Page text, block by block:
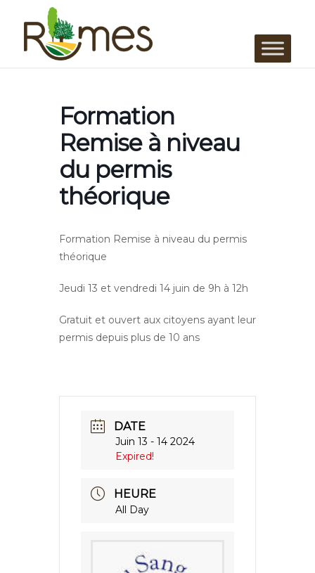
Formation
Remise à niveau
du permis
théorique
Formation Remise à niveau du permis
théorique
Jeudi 13 et vendredi 14 juin de 9h à 12h
Gratuit et ouvert aux citoyens ayant leur
permis depuis plus de 10 ans
DATE
Juin 13 - 14 2024
Expired!
HEURE
All Day